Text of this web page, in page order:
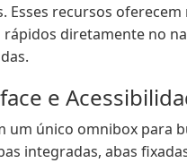
recursos
diretamente no
e
único omnibox para
integradas, abas